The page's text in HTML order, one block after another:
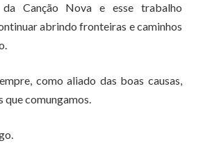
Canção Nova e esse trabalho
abrindo fronteiras e caminhos
como aliado das boas causas,
que comungamos.